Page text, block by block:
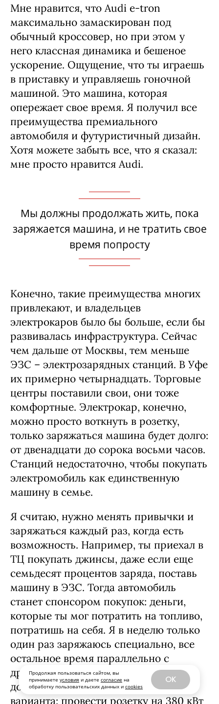
Продолжая пользоваться сайтом, вы
принимаете условия и даете согласие на
обработку пользовательских данных и cookies
OK
Мне нравится, что Audi e-tron
максимально замаскирован под
обычный кроссовер, но при этом у
него классная динамика и бешеное
ускорение. Ощущение, что ты играешь
в приставку и управляешь гоночной
машиной. Это машина, которая
опережает свое время. Я получил все
преимущества премиального
автомобиля и футуристичный дизайн.
Хотя можете забыть все, что я сказал:
мне просто нравится Audi.
Мы должны продолжать жить, пока
заряжается машина, и не тратить свое
время попросту
Конечно, такие преимущества многих
привлекают, и владельцев
электрокаров было бы больше, если бы
развивалась инфраструктура. Сейчас
чем дальше от Москвы, тем меньше
ЭЗС – электрозарядных станций. В Уфе
их примерно четырнадцать. Торговые
центры поставили свои, они тоже
комфортные. Электрокар, конечно,
можно просто воткнуть в розетку,
только заряжаться машина будет долго:
от двенадцати до сорока восьми часов.
Станций недостаточно, чтобы покупать
электромобиль как единственную
машину в семье.
Я считаю, нужно менять привычки и
заряжаться каждый раз, когда есть
возможность. Например, ты приехал в
ТЦ покупать джинсы, даже если еще
семьдесят процентов заряда, поставь
машину в ЭЗС. Тогда автомобиль
станет спонсором покупок: деньги,
которые ты мог потратить на топливо,
потратишь на себя. Я в неделю только
один раз заряжаюсь специально, все
остальное время параллельно с
другими делами. Можно и рядом с
домом поставить станцию. Есть два
варианта: провести розетку на 380 кВт